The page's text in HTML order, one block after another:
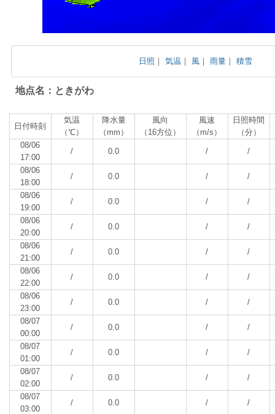
日照 ｜気温 ｜ 風 ｜雨量 ｜積雪
地点名：ときがわ
日付時刻
気温
（℃）
降水量
（mm）
風向
（16方位）
風速
（m/s）
日照時間
（分）
08/06
17:00
/ 0.0 / /
08/06
18:00
/ 0.0 / /
08/06
19:00
/ 0.0 / /
08/06
20:00
/ 0.0 / /
08/06
21:00
/ 0.0 / /
08/06
22:00
/ 0.0 / /
08/06
23:00
/ 0.0 / /
08/07
00:00
/ 0.0 / /
08/07
01:00
/ 0.0 / /
08/07
02:00
/ 0.0 / /
08/07
03:00
/ 0.0 / /